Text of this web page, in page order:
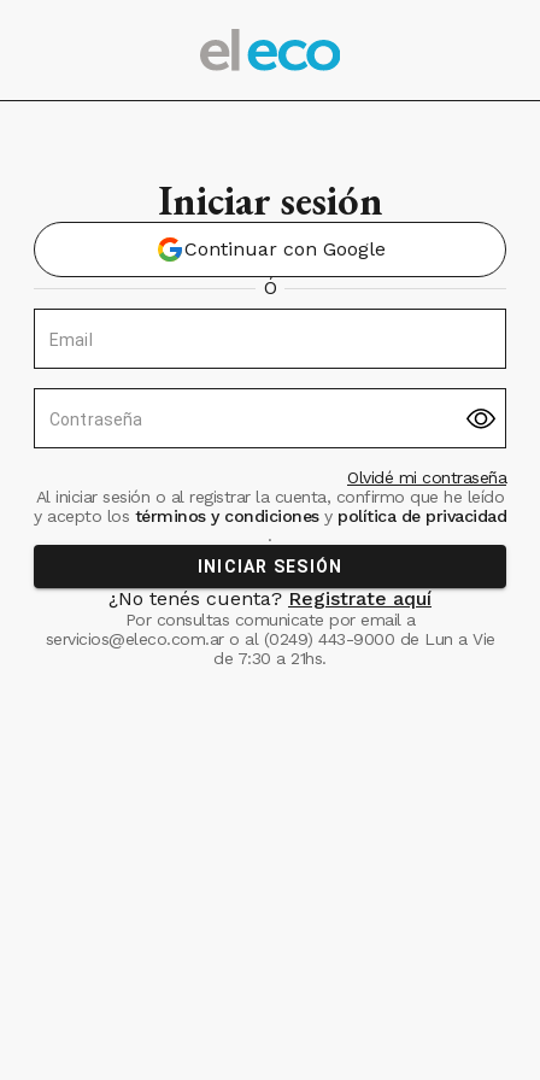
Iniciar sesión
Continuar con Google
Ó
Email
Contraseña
Olvidé mi contraseña
Al iniciar sesión o al registrar la cuenta, confirmo que he leído
y acepto los términos y condiciones ypolítica de privacidad
.
INICIAR SESIÓN
¿No tenés cuenta? Registrate aquí
Por consultas comunicate por email a
servicios@eleco.com.aro al (0249) 443-9000 de Lun a Vie
de 7:30 a 21hs.